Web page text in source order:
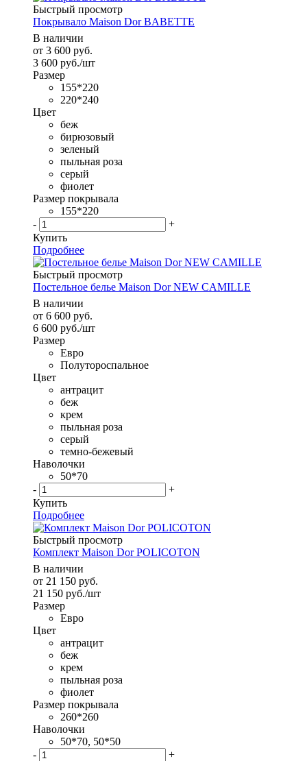
Быстрый просмотр
Покрывало Maison Dor BABETTE
В наличии
от 3 600 руб.
3 600 руб./шт
Размер
155*220
220*240
Цвет
беж
бирюзовый
зеленый
пыльная роза
серый
фиолет
Размер покрывала
155*220
-
+
Купить
Подробнее
Быстрый просмотр
Постельное белье Maison Dor NEW CAMILLE
В наличии
от 6 600 руб.
6 600 руб./шт
Размер
Евро
Полутороспальное
Цвет
антрацит
беж
крем
пыльная роза
серый
темно-бежевый
Наволочки
50*70
-
+
Купить
Подробнее
Быстрый просмотр
Комплект Maison Dor POLICOTON
В наличии
от 21 150 руб.
21 150 руб./шт
Размер
Евро
Цвет
антрацит
беж
крем
пыльная роза
фиолет
Размер покрывала
260*260
Наволочки
50*70, 50*50
-
+